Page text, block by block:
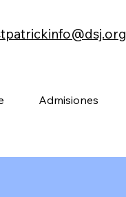
Admisiones